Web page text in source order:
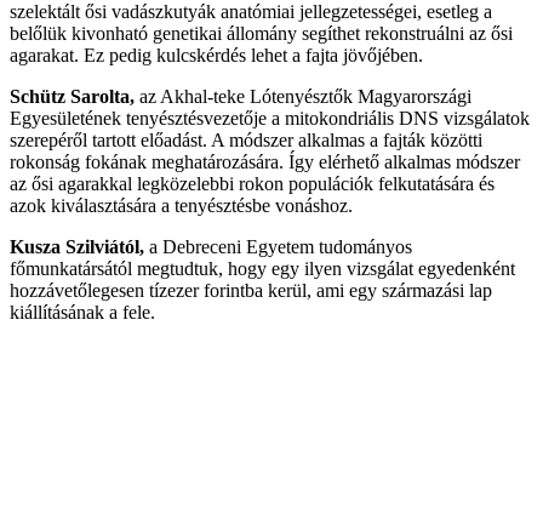
szelektált ősi vadászkutyák anatómiai jellegzetességei, esetleg a
belőlük kivonható genetikai állomány segíthet rekonstruálni az ősi
agarakat. Ez pedig kulcskérdés lehet a fajta jövőjében.
Schütz Sarolta, az Akhal-teke Lótenyésztők Magyarországi
Egyesületének tenyésztésvezetője a mitokondriális DNS vizsgálatok
szerepéről tartott előadást. A módszer alkalmas a fajták közötti
rokonság fokának meghatározására. Így elérhető alkalmas módszer
az ősi agarakkal legközelebbi rokon populációk felkutatására és
azok kiválasztására a tenyésztésbe vonáshoz.
Kusza Szilviától, a Debreceni Egyetem tudományos
főmunkatársától megtudtuk, hogy egy ilyen vizsgálat egyedenként
hozzávetőlegesen tízezer forintba kerül, ami egy származási lap
kiállításának a fele.